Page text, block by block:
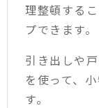
理整頓する
プできます。
引き出しや
を使って、
す。